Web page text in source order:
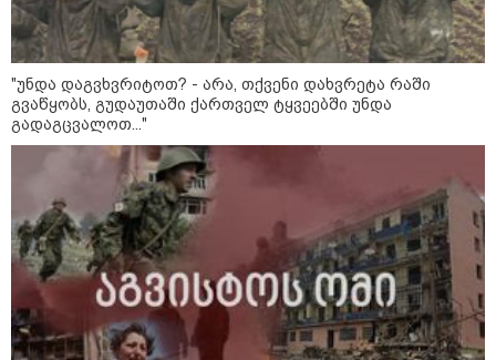
აშშ-ს სახაზინო დეპარტამენტმა
დაასანქცირა
აზერბაიჯანის რკინიგზა ბაქო-
თბილისი-ბაქოს საერთაშორისო
მარშრუტზე ბილეთების გაყიდვის
მსოფლიო სასიცოცხლოდ
მნიშვნელოვანი პროდუქტის
დეფიციტის წინაშე დგას
"უნდა დაგვხვრიტოთ? - არა, თქვენი დახვრეტა რაში
გვაწყობს, გუდაუთაში ქართველ ტყვეებში უნდა
გადაგცვალოთ..."